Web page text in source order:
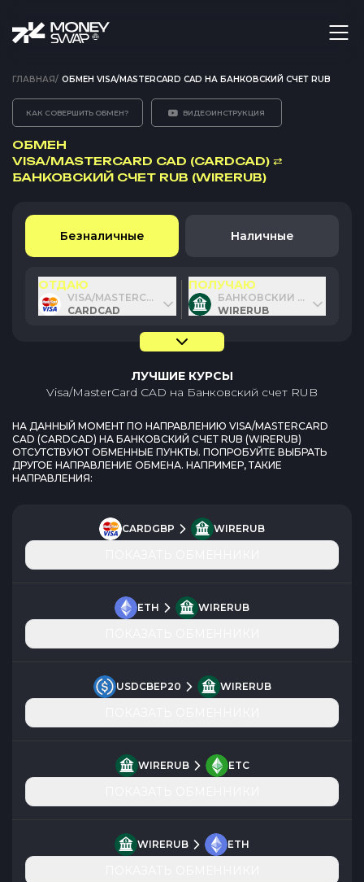
ГЛАВНАЯ/ ОБМЕН VISA/MASTERCARD CAD НА БАНКОВСКИЙ СЧЕТ RUB
КАК СОВЕРШИТЬ ОБМЕН? ВИДЕОИНСТРУКЦИЯ
ОБМЕН
VISA/MASTERCARD CAD (CARDCAD) ⇄
БАНКОВСКИЙ СЧЕТ RUB (WIRERUB)
Безналичные Наличные
ОТДАЮ
VISA/MASTERCARD CAD
CARDCAD
ПОЛУЧАЮ
БАНКОВСКИЙ СЧЕТ RUB
WIRERUB
ЛУЧШИЕ КУРСЫ
Visa/MasterCard CAD на Банковский счет RUB
НА ДАННЫЙ МОМЕНТ ПО НАПРАВЛЕНИЮ VISA/MASTERCARD
CAD (CARDCAD) НА БАНКОВСКИЙ СЧЕТ RUB (WIRERUB)
ОТСУТСТВУЮТ ОБМЕННЫЕ ПУНКТЫ. ПОПРОБУЙТЕ ВЫБРАТЬ
ДРУГОЕ НАПРАВЛЕНИЕ ОБМЕНА. НАПРИМЕР, ТАКИЕ
НАПРАВЛЕНИЯ:
CARDGBP WIRERUB
ETH WIRERUB
USDCBEP20 WIRERUB
WIRERUB ETC
WIRERUB ETH